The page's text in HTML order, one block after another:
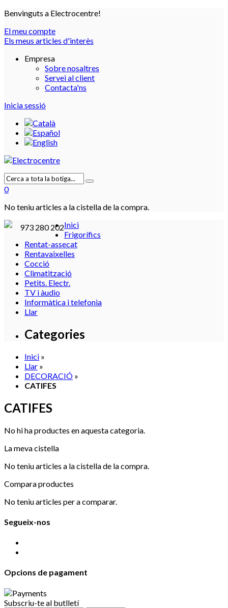
Benvinguts a Electrocentre!
El meu compte
Els meus articles d'interès
Empresa
Sobre nosaltres
Servei al client
Contacta'ns
Inicia sessió
0
No teniu articles a la cistella de la compra.
973 280 202Inici
Frigorífics
Rentat-assecat
Rentavaixelles
Cocció
Climatització
Petits. Electr.
TV i àudio
Informàtica i telefonia
Llar
Categories
Inici »
Llar »
DECORACIÓ »
CATIFES
CATIFES
No hi ha productes en aquesta categoria.
La meva cistella
No teniu articles a la cistella de la compra.
Compara productes
No teniu articles per a comparar.
Segueix-nos
Opcions de pagament
Subscriu-te al butlletí